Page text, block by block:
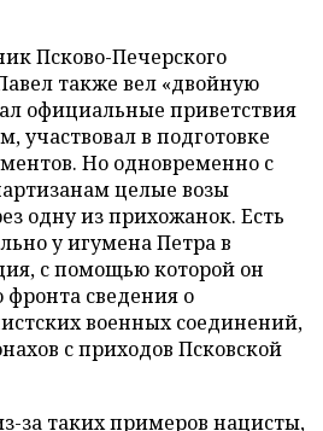
Псково-Печерского
также вел «двойную
официальные приветствия
участвовал в подготовке
Но одновременно с
целые возы
одну из прихожанок. Есть
у игумена Петра в
с помощью которой он
сведения о
военных соединений,
с приходов Псковской
за таких примеров нацисты,